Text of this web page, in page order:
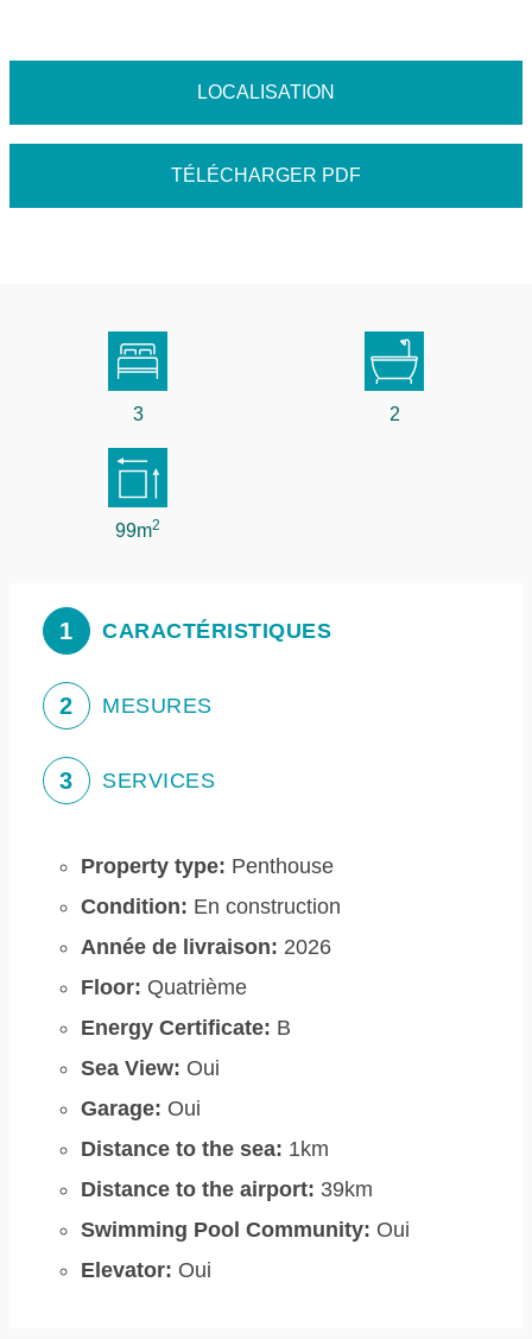
LOCALISATION
TÉLÉCHARGER PDF
3 2
99m2
1 CARACTÉRISTIQUES
2 MESURES
3 SERVICES
Property type: Penthouse
Condition: En construction
Année de livraison: 2026
Floor: Quatrième
Energy Certificate: B
Sea View: Oui
Garage: Oui
Distance to the sea: 1km
Distance to the airport: 39km
Swimming Pool Community: Oui
Elevator: Oui